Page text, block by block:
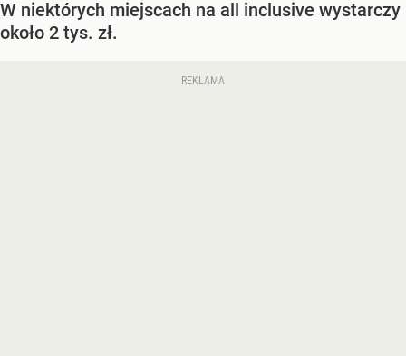
W niektórych miejscach na all inclusive wystarczy
około 2 tys. zł.